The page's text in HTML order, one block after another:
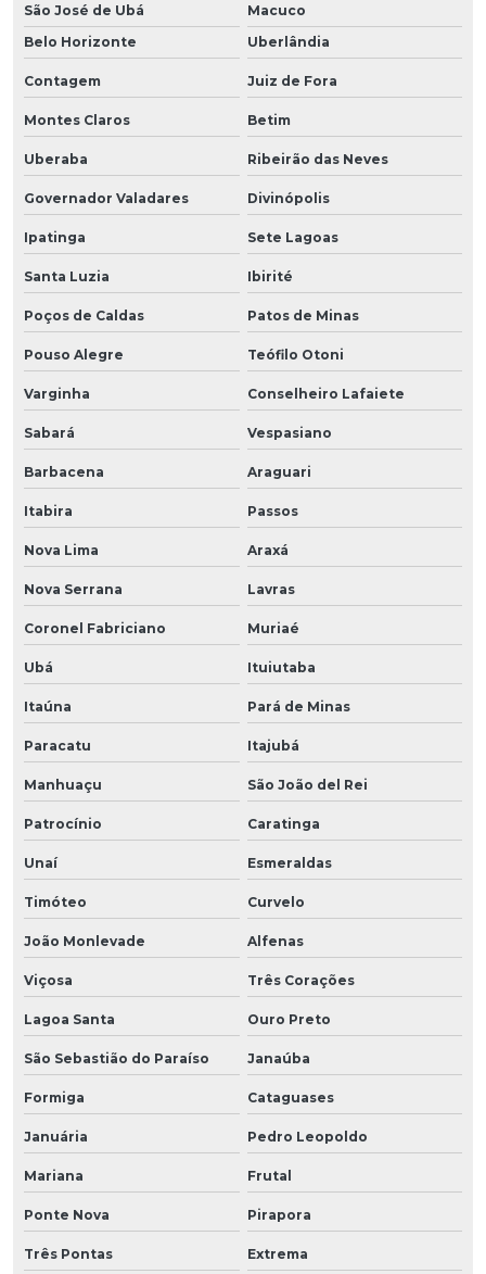
São José de Ubá
Macuco
Belo Horizonte
Uberlândia
Contagem Juiz de Fora
Montes Claros Betim
Uberaba Ribeirão das Neves
Governador Valadares Divinópolis
Ipatinga Sete Lagoas
Santa Luzia Ibirité
Poços de Caldas Patos de Minas
Pouso Alegre Teófilo Otoni
Varginha Conselheiro Lafaiete
Sabará Vespasiano
Barbacena Araguari
Itabira Passos
Nova Lima Araxá
Nova Serrana Lavras
Coronel Fabriciano Muriaé
Ubá Ituiutaba
Itaúna Pará de Minas
Paracatu Itajubá
Manhuaçu São João del Rei
Patrocínio Caratinga
Unaí Esmeraldas
Timóteo Curvelo
João Monlevade Alfenas
Viçosa Três Corações
Lagoa Santa Ouro Preto
São Sebastião do Paraíso Janaúba
Formiga Cataguases
Januária Pedro Leopoldo
Mariana Frutal
Ponte Nova Pirapora
Três Pontas Extrema